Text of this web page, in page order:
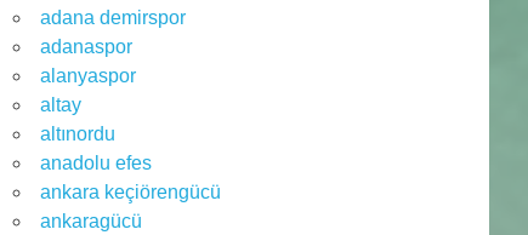
adana demirspor
adanaspor
alanyaspor
altay
altınordu
anadolu efes
ankara keçiörengücü
ankaragücü